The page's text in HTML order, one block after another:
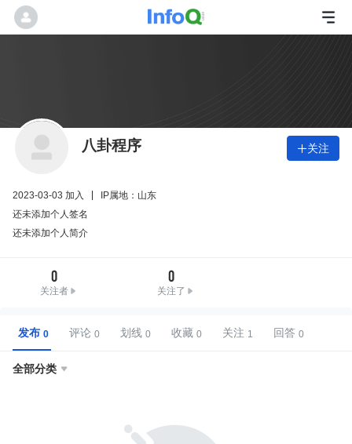
八卦程序 关注
2023-03-03 加入
IP属地：山东
还未添加个人签名
还未添加个人简介
0
关注者
0
关注了
发布 评论 划线 收藏 关注 回答
全部分类 